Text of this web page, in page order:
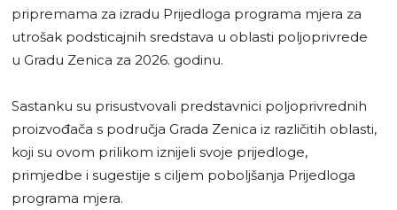
pripremama za izradu Prijedloga programa mjera za
utrošak podsticajnih sredstava u oblasti poljoprivrede
u Gradu Zenica za 2026. godinu.
Sastanku su prisustvovali predstavnici poljoprivrednih
proizvođača s područja Grada Zenica iz različitih oblasti,
koji su ovom prilikom iznijeli svoje prijedloge,
primjedbe i sugestije s ciljem poboljšanja Prijedloga
programa mjera.